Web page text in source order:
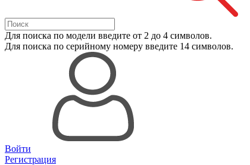
Для поиска по модели введите от 2 до 4 символов.
Для поиска по серийному номеру введите 14 символов.
Войти
Регистрация